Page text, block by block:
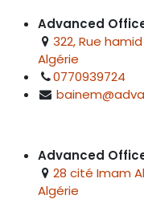
Advanced
322, Rue
Algérie
0770939724
Advanced
28 cité Imam
Algérie